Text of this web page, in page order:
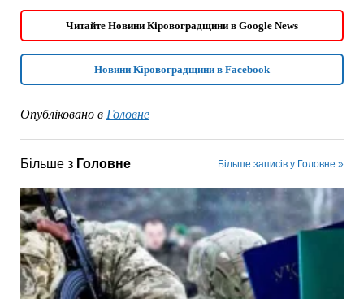
Читайте Новини Кіровоградщини в Google News
Новини Кіровоградщини в Facebook
Опубліковано в Головне
Більше з Головне Більше записів у Головне »